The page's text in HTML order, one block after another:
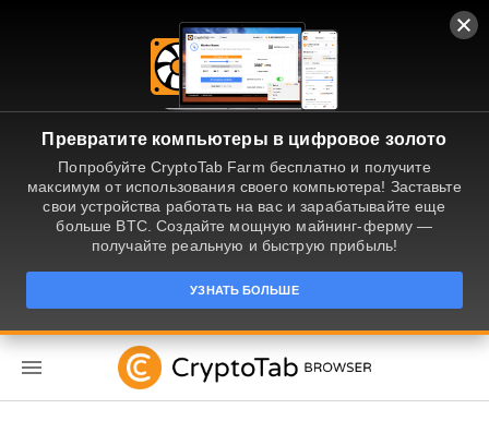
Превратите компьютеры в цифровое золото
Попробуйте CryptoTab Farm бесплатно и получите
максимум от использования своего компьютера! Заставьте
свои устройства работать на вас и зарабатывайте еще
больше BTC. Создайте мощную майнинг-ферму —
получайте реальную и быструю прибыль!
УЗНАТЬ БОЛЬШЕ